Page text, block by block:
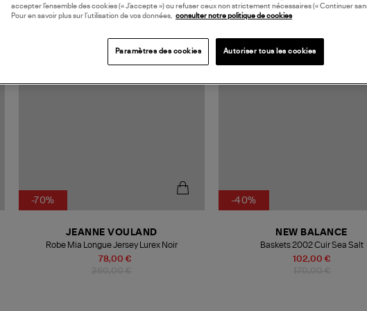
MADE IN EUROPE
-70%
78,00 €
JEANNE VOULAND
Robe Mia Longue Jersey Lurex Noir
-40%
102,00 €
NEW BALANCE
Baskets 2002 Cuir Sea Salt
accepter l’ensemble des cookies (« J’accepte ») ou refuser ceux non strictement nécessaires (« Continuer
Pour en savoir plus sur l’utilisation de vos données,
consulter notre politique de cookies
Paramètres des cookies Autoriser tous les cookies